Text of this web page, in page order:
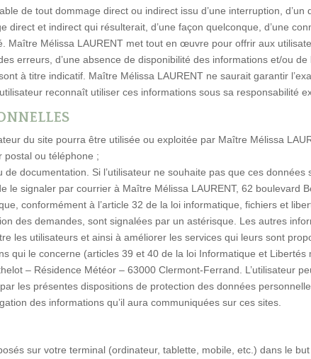
de tout dommage direct ou indirect issu d’une interruption, d’un
et indirect qui résulterait, d’une façon quelconque, d’une
Maître Mélissa LAURENT met tout en œuvre pour offrir aux
erreurs, d’une absence de disponibilité des informations et/ou
à titre indicatif. Maître Mélissa LAURENT ne saurait garantir
reconnaît utiliser ces informations sous sa responsabilité
du site pourra être utilisée ou exploitée par Maître Mélissa
postal ou téléphone ;
de documentation. Si l’utilisateur ne souhaite pas que ces
le signaler par courrier à Maître Mélissa LAURENT, 62 boulevard
conformément à l’article 32 de la loi informatique, fichiers et
des demandes, sont signalées par un astérisque. Les autres
les utilisateurs et ainsi à améliorer les services qui leurs sont
qui le concerne (articles 39 et 40 de la loi Informatique et Libertés
– Résidence Météor – 63000 Clermont-Ferrand. L’utilisateur
les présentes dispositions de protection des données
des informations qu’il aura communiquées sur ces sites.
sur votre terminal (ordinateur, tablette, mobile, etc.) dans le